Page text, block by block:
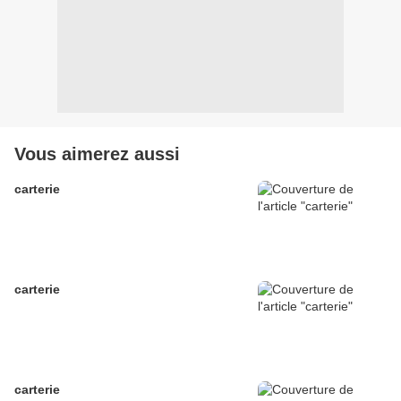
Vous aimerez aussi
carterie
carterie
carterie